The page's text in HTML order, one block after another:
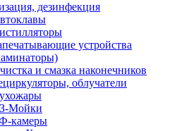
дезинфекция
устройства
и смазка наконечников
облучатели
Мойки
камеры